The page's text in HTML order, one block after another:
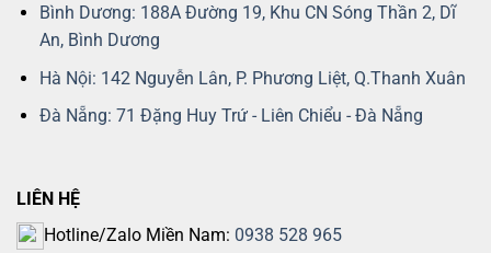
Bình Dương: 188A Đường 19, Khu CN Sóng Thần 2, Dĩ
An, Bình Dương
Hà Nội: 142 Nguyễn Lân, P. Phương Liệt, Q.Thanh Xuân
Đà Nẵng: 71 Đặng Huy Trứ - Liên Chiểu - Đà Nẵng
LIÊN HỆ
Hotline/Zalo Miền Nam: 0938 528 965